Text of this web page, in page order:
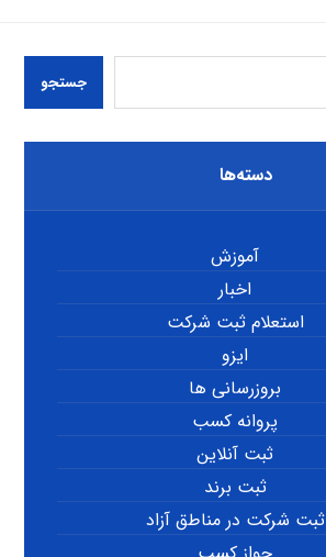
جستجو
دسته‌ها
آموزش
اخبار
استعلام ثبت شرکت
ایزو
بروزرسانی ها
پروانه کسب
ثبت آنلاین
ثبت برند
ثبت شرکت در مناطق آزاد